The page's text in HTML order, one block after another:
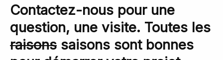
Contactez-nous pour une
question, une visite. Toutes les
raisons saisons sont bonnes